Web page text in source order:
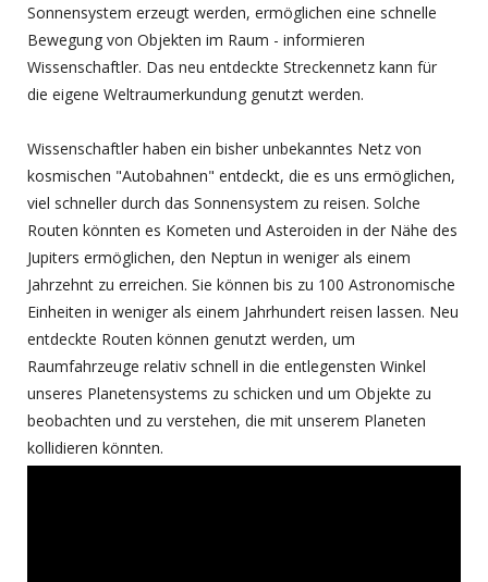
Sonnensystem erzeugt werden, ermöglichen eine schnelle
Bewegung von Objekten im Raum - informieren
Wissenschaftler. Das neu entdeckte Streckennetz kann für
die eigene Weltraumerkundung genutzt werden.
Wissenschaftler haben ein bisher unbekanntes Netz von
kosmischen "Autobahnen" entdeckt, die es uns ermöglichen,
viel schneller durch das Sonnensystem zu reisen. Solche
Routen könnten es Kometen und Asteroiden in der Nähe des
Jupiters ermöglichen, den Neptun in weniger als einem
Jahrzehnt zu erreichen. Sie können bis zu 100 Astronomische
Einheiten in weniger als einem Jahrhundert reisen lassen. Neu
entdeckte Routen können genutzt werden, um
Raumfahrzeuge relativ schnell in die entlegensten Winkel
unseres Planetensystems zu schicken und um Objekte zu
beobachten und zu verstehen, die mit unserem Planeten
kollidieren könnten.